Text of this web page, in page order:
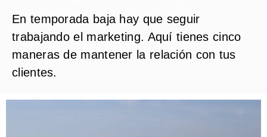
En temporada baja hay que seguir
trabajando el marketing. Aquí tienes cinco
maneras de mantener la relación con tus
clientes.